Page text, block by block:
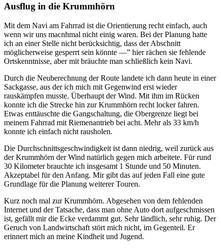
Ausflug in die Krummhörn
Mit dem Navi am Fahrrad ist die Orientierung recht einfach, auch
wenn wir uns macnhmal nicht einig waren. Bei der Planung hatte
ich an einer Stelle nicht berücksichtig, dass der Abschnitt
möglicherweise gesperrt sein könnte —” hier rächen sie fehlende
Ortskenntnisse, aber mit bräuchte man schließlich kein Navi.
Durch die Neuberechnung der Route landete ich dann heute in einer
Sackgasse, aus der ich mich mit Gegenwind erst wieder
rauskämpfen musste. Überhaupt der Wind. Mit ihm im Rücken
konnte ich die Strecke hin zur Krummhörn recht locker fahren.
Etwas enttäuschte die Gangschaltung, die Obergrenze liegt bei
meinem Fahrrad mit Riemenantrieb bei acht. Mehr als 33 km/h
konnte ich einfach nicht rausholen.
Die Durchschnittsgeschwindigkeit ist dann niedrig, weil zurück aus
der Krummhörn der Wind natürlich gegen mich arbeitete. Für rund
30 Kilometer brauchte ich insgesamt 1 Stunde und 50 Minuten.
Akzeptabel für den Anfang. Mir gibt das auf jeden Fall eine gute
Grundlage für die Planung weiterer Touren.
Kurz noch mal zur Krummhörn. Abgesehen von dem fehlenden
Internet und der Tatsache, dass man ohne Auto dort aufgeschmissen
ist, gefällt mir die Ecke verdammt gut. Sehr ländlich, sehr ruhig. Der
Geruch von Landwirtschaft stört mich nicht, im Gegenteil. Er
erinnert mich an meine Kindheit und Jugend.